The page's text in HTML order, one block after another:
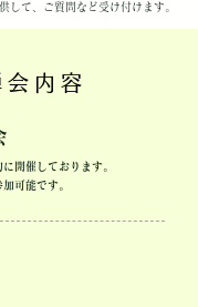
して、ご質問など受け付けます。
会​内容
開催しております。
可能です。